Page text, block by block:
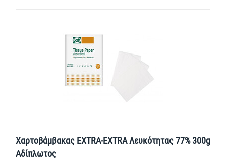
Χαρτοβάμβακας EXTRA-EXTRA Λευκότητας 77% 300g
Αδίπλωτος